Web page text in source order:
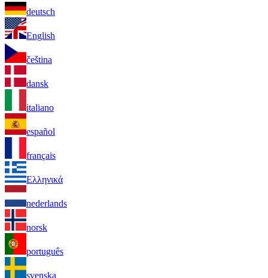
deutsch
English
čeština
dansk
italiano
español
français
Ελληνικά
nederlands
norsk
português
svenska